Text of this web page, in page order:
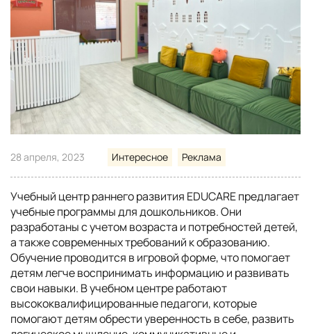
28 апреля, 2023 Интересное Реклама
Учебный центр раннего развития EDUCARE предлагает
учебные программы для дошкольников. Они
разработаны с учетом возраста и потребностей детей,
а также современных требований к образованию.
Обучение проводится в игровой форме, что помогает
детям легче воспринимать информацию и развивать
свои навыки. В учебном центре работают
высококвалифицированные педагоги, которые
помогают детям обрести уверенность в себе, развить